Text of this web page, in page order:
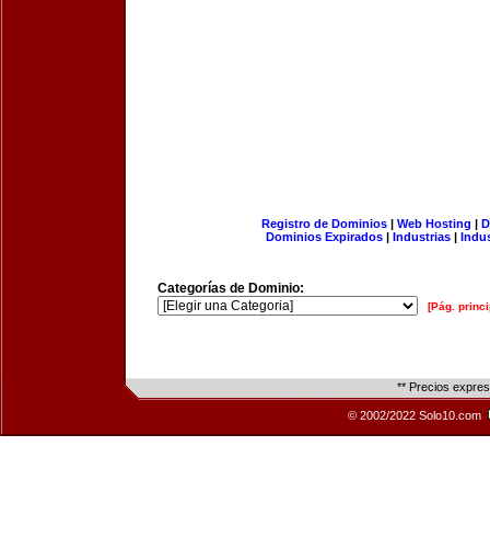
Registro de Dominios| Web Hosting |
Dominios Expirados | Industrias |
Categorías de Dominio:
[Pág.
** Precios
© 2002/2022 Solo10.com